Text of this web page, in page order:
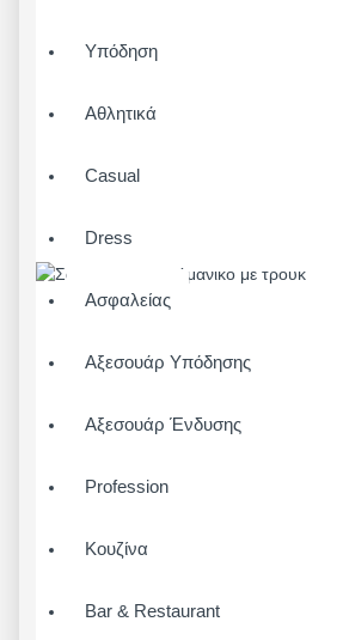
Υπόδηση
Αθλητικά
Casual
Dress
Ασφαλείας
Αξεσουάρ Υπόδησης
Αξεσουάρ Ένδυσης
Profession
Κουζίνα
Bar & Restaurant